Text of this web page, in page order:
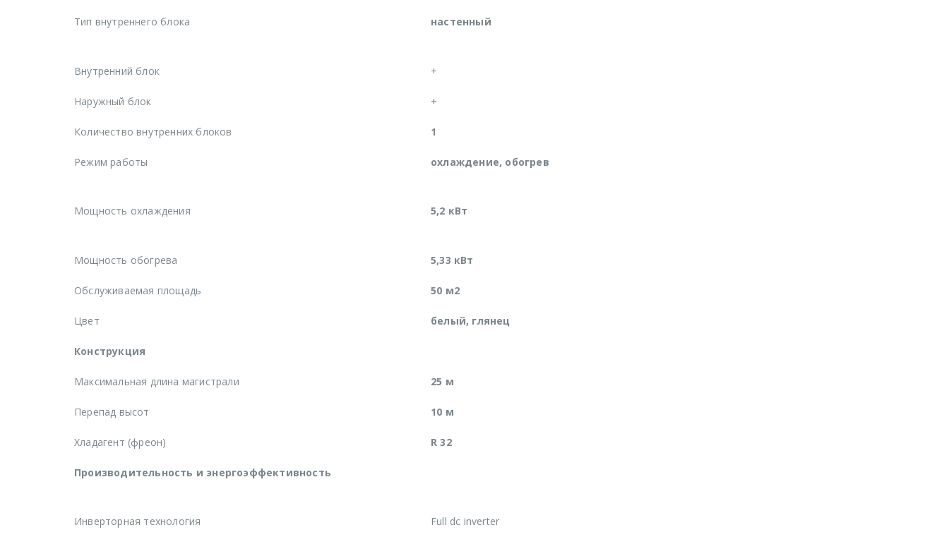
Тип внутреннего блока настенный
Внутренний блок +
Наружный блок +
Количество внутренних блоков 1
Режим работы охлаждение, обогрев
Мощность охлаждения 5,2 кВт
Мощность обогрева 5,33 кВт
Обслуживаемая площадь 50 м2
Цвет белый, глянец
Конструкция
Максимальная длина магистрали 25 м
Перепад высот 10 м
Хладагент (фреон) R 32
Производительность и энергоэффективность
Инверторная технология Full dс inverter